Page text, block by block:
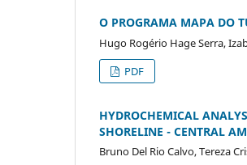
O PROGRAMA MAPA DO
Hugo Rogério Hage Serra,
PDF
HYDROCHEMICAL
SHORELINE - CENTRAL
Bruno Del Rio Calvo, Tereza